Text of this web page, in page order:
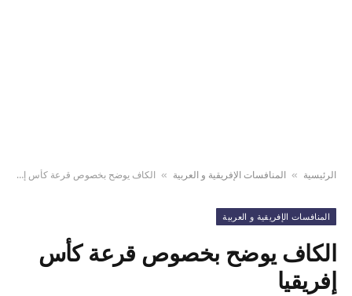
الرئيسية » المنافسات الإفريقية و العربية » الكاف يوضح بخصوص قرعة كأس إفريقيا
المنافسات الإفريقية و العربية
الكاف يوضح بخصوص قرعة كأس
إفريقيا